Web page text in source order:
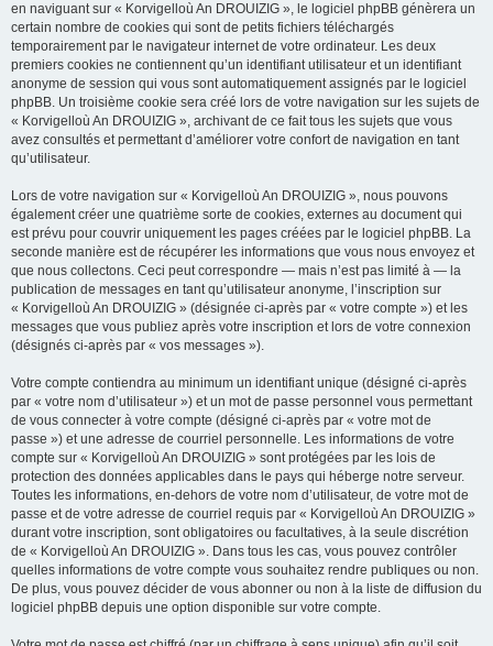
en naviguant sur « Korvigelloù An DROUIZIG », le logiciel phpBB génèrera un
certain nombre de cookies qui sont de petits fichiers téléchargés
temporairement par le navigateur internet de votre ordinateur. Les deux
premiers cookies ne contiennent qu’un identifiant utilisateur et un identifiant
anonyme de session qui vous sont automatiquement assignés par le logiciel
phpBB. Un troisième cookie sera créé lors de votre navigation sur les sujets de
« Korvigelloù An DROUIZIG », archivant de ce fait tous les sujets que vous
avez consultés et permettant d’améliorer votre confort de navigation en tant
qu’utilisateur.
Lors de votre navigation sur « Korvigelloù An DROUIZIG », nous pouvons
également créer une quatrième sorte de cookies, externes au document qui
est prévu pour couvrir uniquement les pages créées par le logiciel phpBB. La
seconde manière est de récupérer les informations que vous nous envoyez et
que nous collectons. Ceci peut correspondre — mais n’est pas limité à — la
publication de messages en tant qu’utilisateur anonyme, l’inscription sur
« Korvigelloù An DROUIZIG » (désignée ci-après par « votre compte ») et les
messages que vous publiez après votre inscription et lors de votre connexion
(désignés ci-après par « vos messages »).
Votre compte contiendra au minimum un identifiant unique (désigné ci-après
par « votre nom d’utilisateur ») et un mot de passe personnel vous permettant
de vous connecter à votre compte (désigné ci-après par « votre mot de
passe ») et une adresse de courriel personnelle. Les informations de votre
compte sur « Korvigelloù An DROUIZIG » sont protégées par les lois de
protection des données applicables dans le pays qui héberge notre serveur.
Toutes les informations, en-dehors de votre nom d’utilisateur, de votre mot de
passe et de votre adresse de courriel requis par « Korvigelloù An DROUIZIG »
durant votre inscription, sont obligatoires ou facultatives, à la seule discrétion
de « Korvigelloù An DROUIZIG ». Dans tous les cas, vous pouvez contrôler
quelles informations de votre compte vous souhaitez rendre publiques ou non.
De plus, vous pouvez décider de vous abonner ou non à la liste de diffusion du
logiciel phpBB depuis une option disponible sur votre compte.